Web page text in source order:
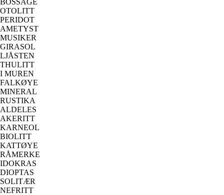
OTOLITT
PERIDOT
AMETYST
MUSIKER
GIRASOL
LJÅSTEN
THULITT
I MUREN
FALKØYE
MINERAL
RUSTIKA
ALDELES
AKERITT
KARNEOL
BIOLITT
KATTØYE
RÅMERKE
IDOKRAS
DIOPTAS
SOLITÆR
NEFRITT